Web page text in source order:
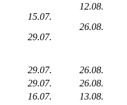
15.07.
29.07.
12.08.
26.08.
29.07. 26.08.
29.07. 26.08.
16.07.
13.08.